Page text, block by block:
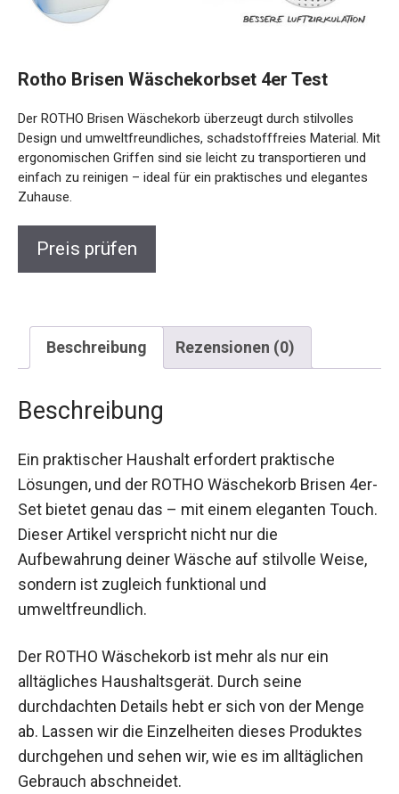
Rotho Brisen Wäschekorbset 4er Test
Der ROTHO Brisen Wäschekorb überzeugt durch stilvolles
Design und umweltfreundliches, schadstofffreies Material. Mit
ergonomischen Griffen sind sie leicht zu transportieren und
einfach zu reinigen – ideal für ein praktisches und elegantes
Zuhause.
Preis prüfen
Beschreibung Rezensionen (0)
Beschreibung
Ein praktischer Haushalt erfordert praktische
Lösungen, und der ROTHO Wäschekorb Brisen 4er-
Set bietet genau das – mit einem eleganten Touch.
Dieser Artikel verspricht nicht nur die
Aufbewahrung deiner Wäsche auf stilvolle Weise,
sondern ist zugleich funktional und
umweltfreundlich.
Der ROTHO Wäschekorb ist mehr als nur ein
alltägliches Haushaltsgerät. Durch seine
durchdachten Details hebt er sich von der Menge
ab. Lassen wir die Einzelheiten dieses Produktes
durchgehen und sehen wir, wie es im alltäglichen
Gebrauch abschneidet.